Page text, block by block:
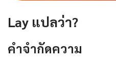
Lay แปลว่า?
คําจํากัดความ